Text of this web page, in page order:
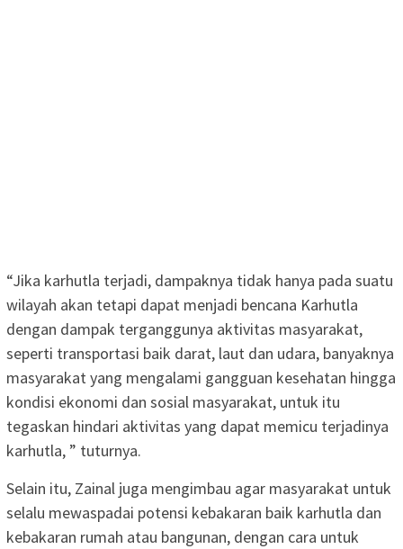
“Jika karhutla terjadi, dampaknya tidak hanya pada suatu
wilayah akan tetapi dapat menjadi bencana Karhutla
dengan dampak terganggunya aktivitas masyarakat,
seperti transportasi baik darat, laut dan udara, banyaknya
masyarakat yang mengalami gangguan kesehatan hingga
kondisi ekonomi dan sosial masyarakat, untuk itu
tegaskan hindari aktivitas yang dapat memicu terjadinya
karhutla, ” tuturnya.
Selain itu, Zainal juga mengimbau agar masyarakat untuk
selalu mewaspadai potensi kebakaran baik karhutla dan
kebakaran rumah atau bangunan, dengan cara untuk